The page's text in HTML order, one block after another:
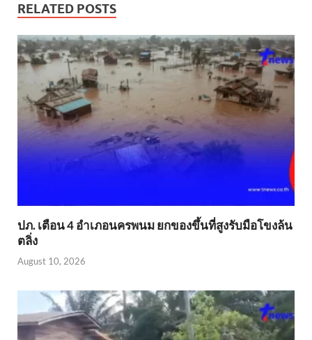
RELATED POSTS
ปภ. เตือน 4 อำเภอนครพนม ยกของขึ้นที่สูงรับมือโขงล้น
ตลิ่ง
August 10, 2026